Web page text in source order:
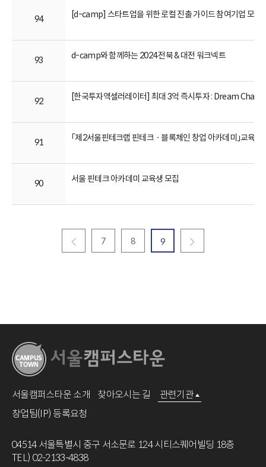
94 [d-camp] 스타트업을 위한 로컬 진출 가이드 참여기업 모집
93 d-camp와 함께하는 2024 전북 & 대전 워크넥트
92 [한국투자액셀러레이터] 최대 3억 즉시투자 : Dream
91 「제2서울핀테크랩 핀테크ㆍ블록체인 창업 아카데미」교육생
90 서울 핀테크 아카데미 교육생 모집
7 8 9
서울캠퍼스타운 소개 찾아오시는 길
관련기관
창업팀(IP) 등록요청
04514 서울특별시 중구 서소문로 124 시티스퀘어빌딩 18층
TEL) 02-2133-4838